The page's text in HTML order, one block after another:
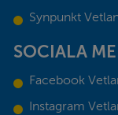
Synpunkt
SOCIALA
Facebook
Instagram